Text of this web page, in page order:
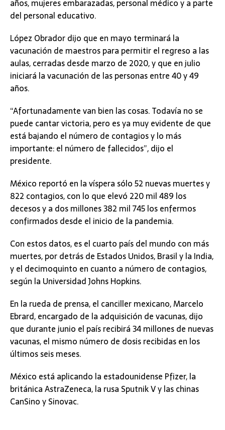
años, mujeres embarazadas, personal médico y a parte
del personal educativo.
López Obrador dijo que en mayo terminará la
vacunación de maestros para permitir el regreso a las
aulas, cerradas desde marzo de 2020, y que en julio
iniciará la vacunación de las personas entre 40 y 49
años.
“Afortunadamente van bien las cosas. Todavía no se
puede cantar victoria, pero es ya muy evidente de que
está bajando el número de contagios y lo más
importante: el número de fallecidos”, dijo el
presidente.
México reportó en la víspera sólo 52 nuevas muertes y
822 contagios, con lo que elevó 220 mil 489 los
decesos y a dos millones 382 mil 745 los enfermos
confirmados desde el inicio de la pandemia.
Con estos datos, es el cuarto país del mundo con más
muertes, por detrás de Estados Unidos, Brasil y la India,
y el decimoquinto en cuanto a número de contagios,
según la Universidad Johns Hopkins.
En la rueda de prensa, el canciller mexicano, Marcelo
Ebrard, encargado de la adquisición de vacunas, dijo
que durante junio el país recibirá 34 millones de nuevas
vacunas, el mismo número de dosis recibidas en los
últimos seis meses.
México está aplicando la estadounidense Pfizer, la
británica AstraZeneca, la rusa Sputnik V y las chinas
CanSino y Sinovac.